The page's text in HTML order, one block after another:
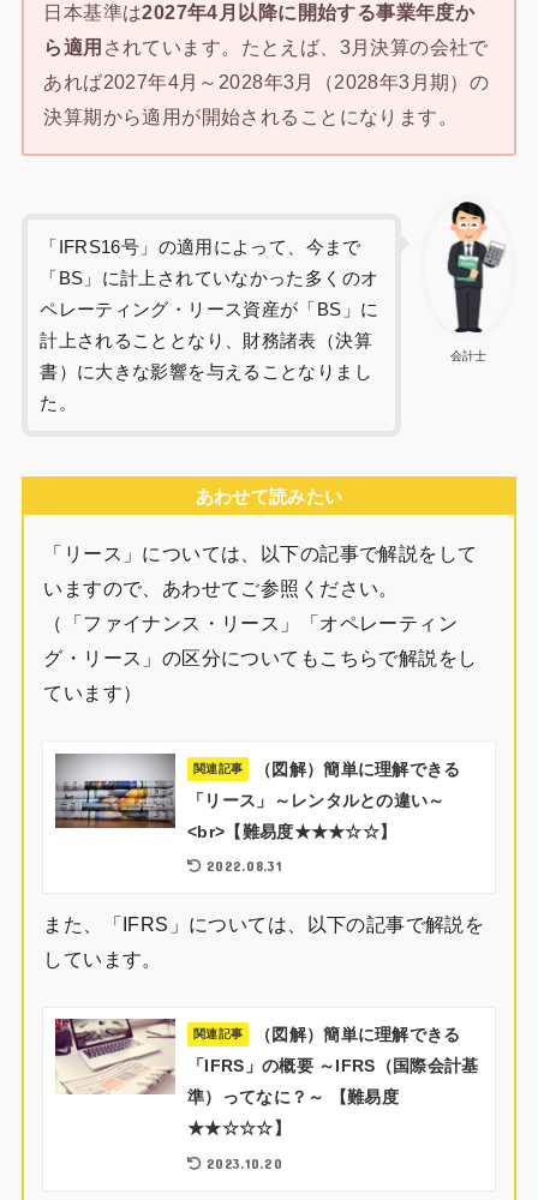
日本基準は2027年4月以降に開始する事業年度か
ら適用 されています。たとえば、3月決算の会社で
あれば2027年4月～2028年3月（2028年3月期）の
決算期から適用が開始されることになります。
会計士
「IFRS16号」の適用によって、今まで
「BS」に計上されていなかった多くのオ
ペレーティング・リース資産が「BS」に
計上されることとなり、財務諸表（決算
書）に大きな影響を与えることなりまし
た。
あわせて読みたい
「リース」については、以下の記事で解説をして
いますので、あわせてご参照ください。
（「ファイナンス・リース」「オペレーティン
グ・リース」の区分についてもこちらで解説をし
ています）
関連記事
（図解）簡単に理解できる
「リース」～レンタルとの違い～
<br>【難易度★★★☆☆】
2022.08.31
また、「IFRS」については、以下の記事で解説を
しています。
関連記事
（図解）簡単に理解できる
「IFRS」の概要 ～IFRS（国際会計基
準）ってなに？～ 【難易度
★★☆☆☆】
2023.10.20